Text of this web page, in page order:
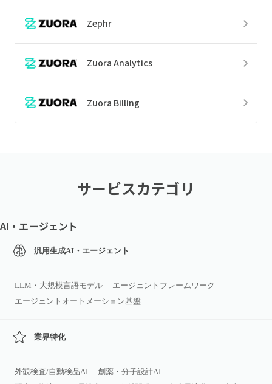
Zephr
Zuora Analytics
Zuora Billing
サービスカテゴリ
AI・エージェント
汎用生成AI・エージェント
LLM・大規模言語モデル
エージェントフレームワーク
エージェントオートメーション基盤
業界特化
外観検査/自動検品AI
創薬・分子設計AI